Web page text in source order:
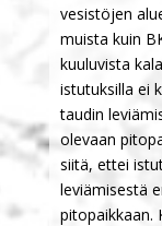
vesistöjen
muista kuin
kuuluvista
istutuksilla ei
taudin
olevaan
siitä, ettei
leviämisestä
pitopaikkaan.